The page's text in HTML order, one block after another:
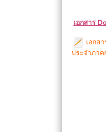
เอกสาร
เอกส
ประจำภาค